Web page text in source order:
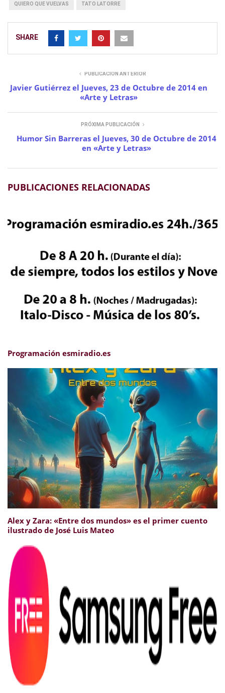
QUIERO QUE VUELVAS TATO LATORRE
SHARE
PUBLICACIÓN ANTERIOR
Javier Gutiérrez el Jueves, 23 de Octubre de 2014 en
«Arte y Letras»
PRÓXIMA PUBLICACIÓN
Humor Sin Barreras el Jueves, 30 de Octubre de 2014
en «Arte y Letras»
PUBLICACIONES RELACIONADAS
Programación esmiradio.es
Alex y Zara: «Entre dos mundos» es el primer cuento
ilustrado de José Luis Mateo